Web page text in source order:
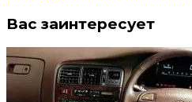
Вас заинтересует